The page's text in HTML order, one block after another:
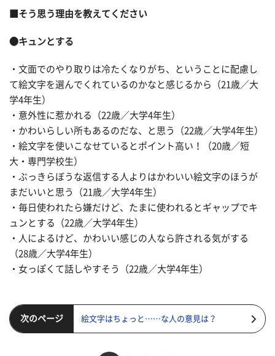
■そう思う理由を教えてください
●キュンとする
・文面でのやり取りは冷たくなりがち、ということに配慮し
て絵文字を選んでくれているのかなと感じるから（21歳／大
学4年生）
・意外性に惹かれる（22歳／大学4年生）
・かわいらしい所もあるのだな、と思う（22歳／大学4年生）
・絵文字を使いこなせているとポイント高い！（20歳／短
大・専門学校生）
・ぶっきらぼうな返信する人よりはかわいい絵文字のほうが
まだいいと思う（21歳／大学4年生）
・毎日使われたら嫌だけど、たまに使われるとギャップでキ
ュンとする（22歳／大学4年生）
・人によるけど、かわいい感じの人なら許される気がする
（28歳／大学4年生）
・女っぽくて話しやすそう（22歳／大学4年生）
次のページ 絵文字はちょっと……な人の意見は？